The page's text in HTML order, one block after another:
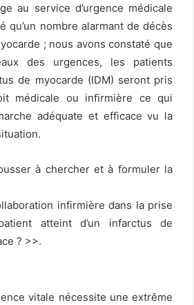
au service d’urgence médicale
qu’un nombre alarmant de décès
; nous avons constaté que
des urgences, les patients
de myocarde (IDM) seront pris
médicale ou infirmière ce qui
adéquate et efficace vu la
à chercher et à formuler la
infirmière dans la prise
atteint d’un infarctus de
? >>.
vitale nécessite une extrême